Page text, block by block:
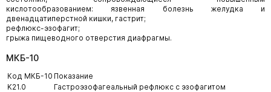
кислотообразованием: язвенная болезнь желудка и
двенадцатиперстной кишки, гастрит;
рефлюкс-эзофагит;
грыжа пищеводного отверстия диафрагмы.
МКБ-10
Код МКБ-10 Показание
K21.0
Гастроэзофагеальный рефлюкс с эзофагитом